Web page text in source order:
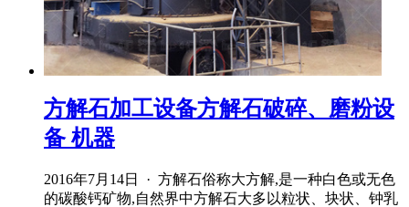
方解石加工设备方解石破碎、磨粉设
备 机器
2016年7月14日 · 方解石俗称大方解,是一种白色或无色
的碳酸钙矿物,自然界中方解石大多以粒状、块状、钟乳